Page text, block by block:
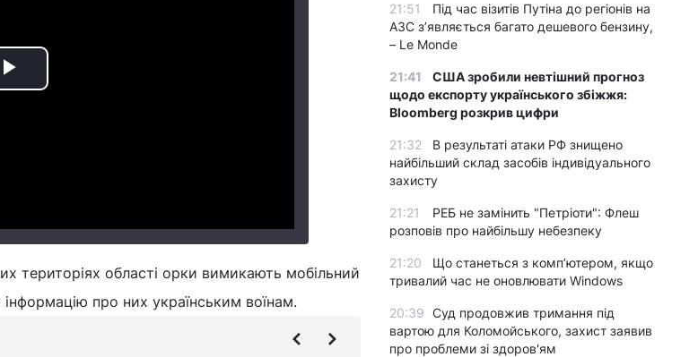
Play
територіях області орки вимикають мобільний
про них українським воїнам.
21:51
Під час візитів Путіна до регіонів на
АЗС з’являється багато дешевого бензину,
– Le Monde
21:41
США зробили невтішний прогноз
щодо експорту українського збіжжя:
Bloomberg розкрив цифри
21:32
В результаті атаки РФ знищено
найбільший склад засобів індивідуального
захисту
21:21
РЕБ не замінить "Петріоти": Флеш
розповів про найбільшу небезпеку
21:20
Що станеться з комп’ютером, якщо
тривалий час не оновлювати Windows
20:39 Суд продовжив тримання під
вартою для Коломойського, захист заявив
про проблеми зі здоров'ям